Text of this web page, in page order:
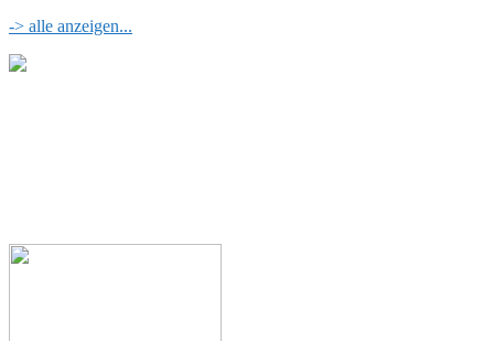
-> alle anzeigen...